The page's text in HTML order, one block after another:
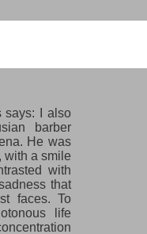
says: I also
barber
He was
with a smile
with
that
faces. To
life